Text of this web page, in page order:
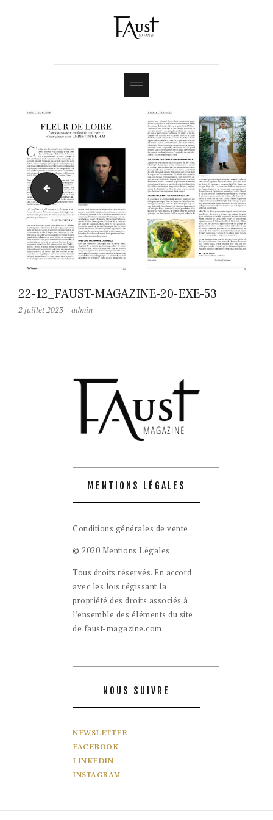
22-12_FAUST-MAGAZINE-20-EXE-52
22-12_FAUST-MAGAZINE-20-EXE-53
2 juillet 2023 admin
MENTIONS LÉGALES
Conditions générales de vente
© 2020 Mentions Légales.
Tous droits réservés. En accord
avec les lois régissant la
propriété des droits associés à
l’ensemble des éléments du site
de faust-magazine.com
NOUS SUIVRE
NEWSLETTER
FACEBOOK
LINKEDIN
INSTAGRAM